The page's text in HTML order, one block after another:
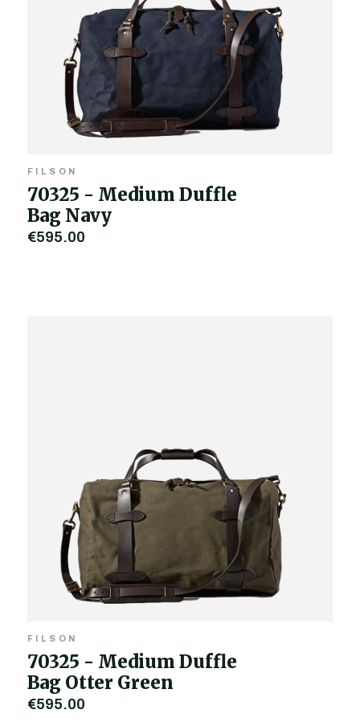
FILSON
70325 - Medium Duffle
Bag Navy
€595,00
FILSON
70325 - Medium Duffle
Bag Otter Green
€595,00